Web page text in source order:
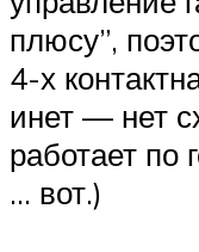
плюсу”,
4-х
инет — нет
работает по
… вот.)